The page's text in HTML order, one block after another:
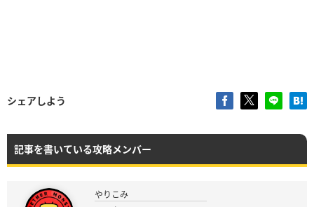
シェアしよう
記事を書いている攻略メンバー
やりこみ